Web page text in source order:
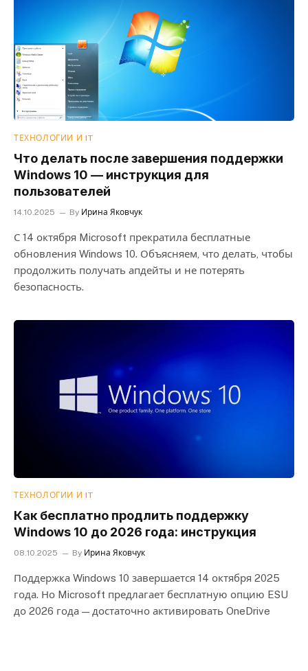
ТЕХНОЛОГИИ И IT
Что делать после завершения поддержки
Windows 10 — инструкция для
пользователей
14.10.2025 By Ирина Яковчук
С 14 октября Microsoft прекратила бесплатные
обновления Windows 10. Объясняем, что делать, чтобы
продолжить получать апдейты и не потерять
безопасность.
ТЕХНОЛОГИИ И IT
Как бесплатно продлить поддержку
Windows 10 до 2026 года: инструкция
08.10.2025 By Ирина Яковчук
Поддержка Windows 10 завершается 14 октября 2025
года. Но Microsoft предлагает бесплатную опцию ESU
до 2026 года — достаточно активировать OneDrive